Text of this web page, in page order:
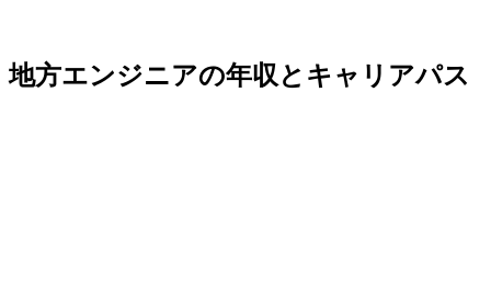
地方エンジニアの年収とキャリアパス